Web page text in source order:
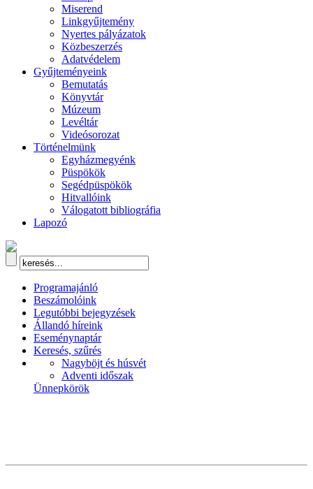
Miserend
Linkgyűjtemény
Nyertes pályázatok
Közbeszerzés
Adatvédelem
Gyűjteményeink
Bemutatás
Könyvtár
Múzeum
Levéltár
Videósorozat
Történelmünk
Egyházmegyénk
Püspökök
Segédpüspökök
Hitvallóink
Válogatott bibliográfia
Lapozó
Programajánló
Beszámolóink
Legutóbbi bejegyzések
Állandó híreink
Eseménynaptár
Keresés, szűrés
Nagyböjt és húsvét
Adventi időszak
Ünnepkörök